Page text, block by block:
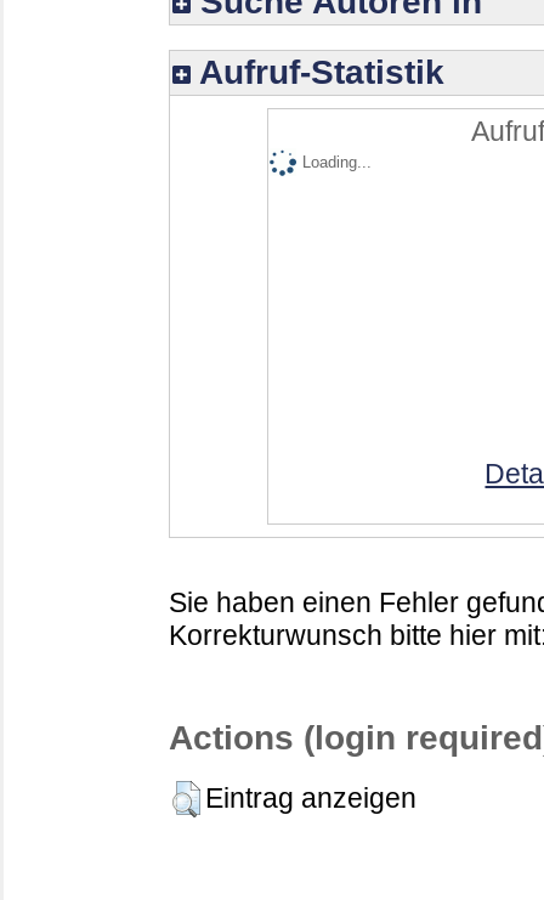
Aufruf-Statistik
Loading...
Sie haben einen Fehler
Korrekturwunsch bitte hier
Actions (login
Eintrag anzeigen